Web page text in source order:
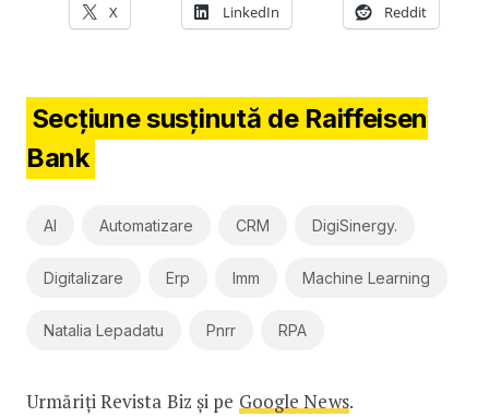
X LinkedIn Reddit
Secțiune susținută de Raiffeisen
Bank
AI Automatizare CRM DigiSinergy.
Digitalizare Erp Imm Machine Learning
Natalia Lepadatu Pnrr RPA
Urmăriți Revista Biz și pe Google News.